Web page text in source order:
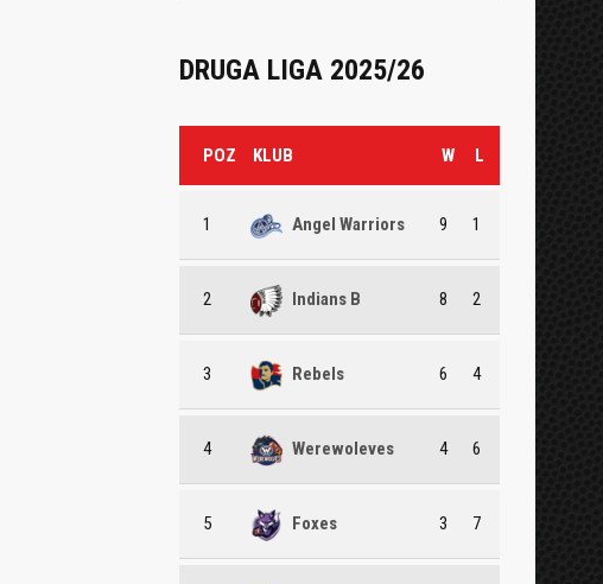
DRUGA LIGA 2025/26
POZ KLUB W L
1 Angel Warriors 9 1
2 Indians B 8 2
3 Rebels 6 4
4 Werewoleves 4 6
5 Foxes 3 7